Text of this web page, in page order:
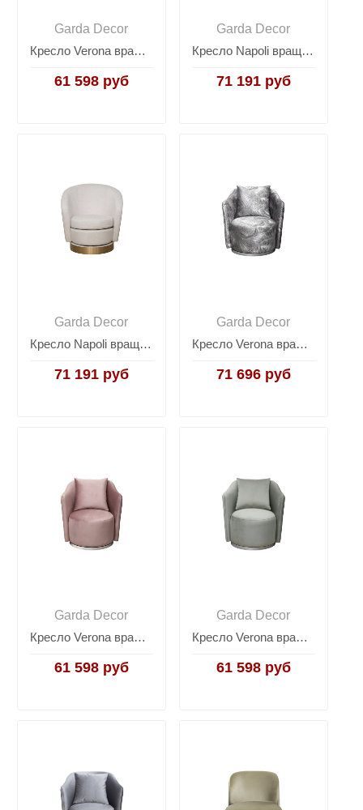
Garda Decor
Кресло Verona вращающееся велюровое бежевое/золото VERONA-Colt002
61 598 руб
Garda Decor
Кресло Napoli вращающееся букле серое Napoli-Orso Mare
71 191 руб
Garda Decor
Кресло Napoli вращающееся бежевая рогожка Napoli-2K-Koza2601-ECRU
71 191 руб
Garda Decor
Кресло Verona вращающееся вельвет принт "Листья" VERONA-VALDES110-SER
71 696 руб
Garda Decor
Кресло Verona вращающееся велюровое розовое/хром 179VD-VERONA/VD-Colt007
61 598 руб
Garda Decor
Кресло Verona вращающееся велюровое мятное/хром 179VD-VERONA/VD-Colt025
61 598 руб